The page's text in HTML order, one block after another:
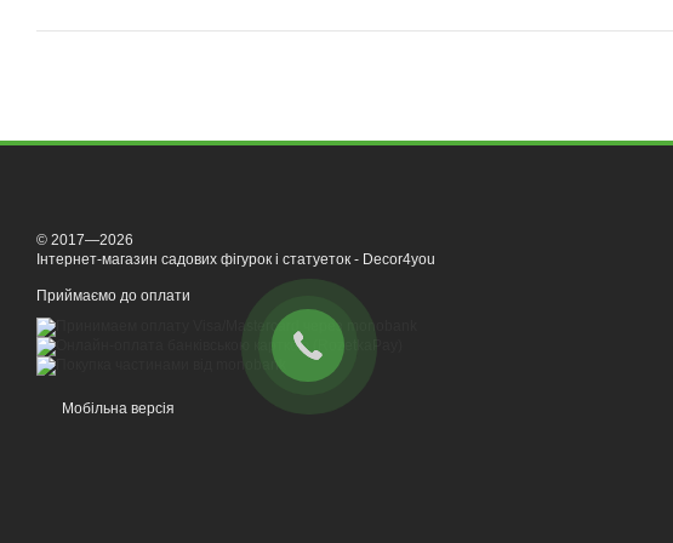
© 2017—2026
Інтернет-магазин садових фігурок і статуеток - Decor4you
Приймаємо до оплати
Мобільна версія